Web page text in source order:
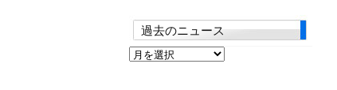
過去のニュース
過